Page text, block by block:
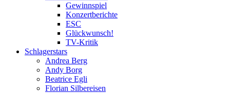
Gewinnspiel
Konzertberichte
ESC
Glückwunsch!
TV-Kritik
Schlagerstars
Andrea Berg
Andy Borg
Beatrice Egli
Florian Silbereisen